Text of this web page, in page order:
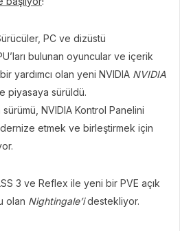
PC ve dizüstü
bulunan oyuncular ve içerik
yardımcı olan yeni NVIDIA NVIDIA
piyasaya sürüldü.
NVIDIA Kontrol Panelini
etmek ve birleştirmek için
3 ve Reflex ile yeni bir PVE açık
olan Nightingale’idestekliyor.